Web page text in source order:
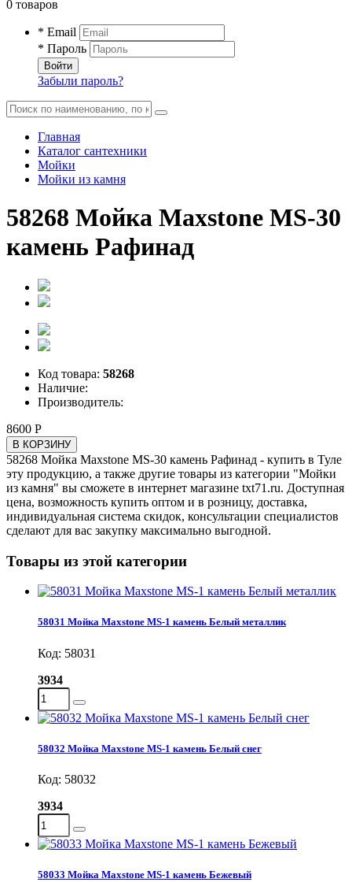
0 товаров
* Email
* Пароль
Войти
Забыли пароль?
Главная
Каталог сантехники
Мойки
Мойки из камня
58268 Мойка Maxstone MS-30
камень Рафинад
Код товара: 58268
Наличие:
Производитель:
8600 Р
В КОРЗИНУ
58268 Мойка Maxstone MS-30 камень Рафинад - купить в Туле
эту продукцию, а также другие товары из категории "Мойки
из камня" вы сможете в интернет магазине txt71.ru. Доступная
цена, возможность купить оптом и в розницу, доставка,
индивидуальная система скидок, консультации специалистов
сделают для вас закупку максимально выгодной.
Товары из этой категории
58031 Мойка Maxstone MS-1 камень Белый металлик
Код: 58031
3934
58032 Мойка Maxstone MS-1 камень Белый снег
Код: 58032
3934
58033 Мойка Maxstone MS-1 камень Бежевый